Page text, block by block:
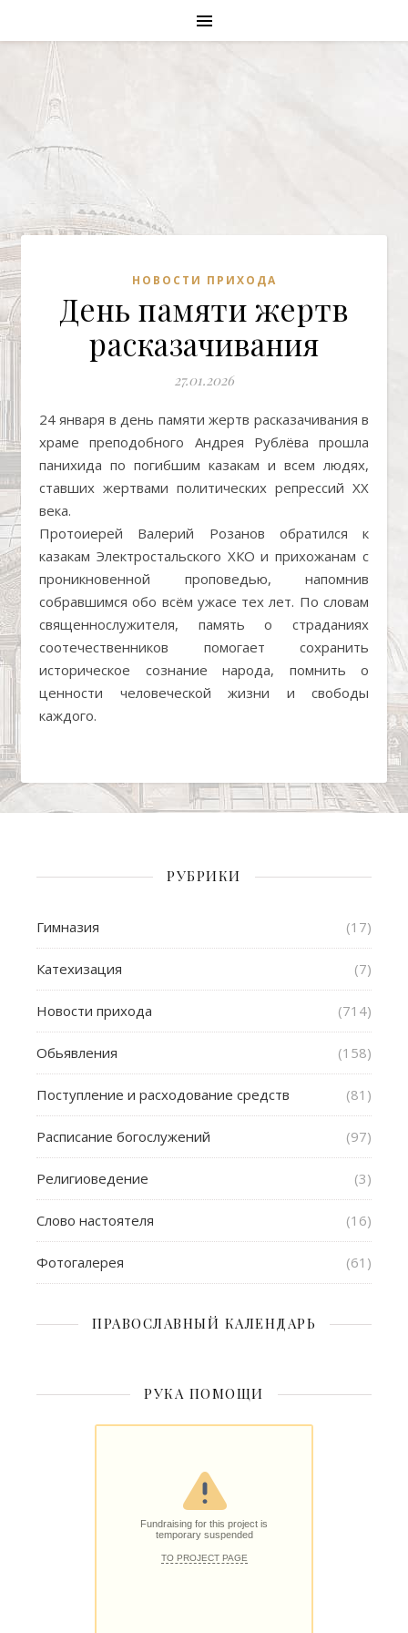
НОВОСТИ ПРИХОДА
День памяти жертв
расказачивания
27.01.2026
24 января в день памяти жертв расказачивания в
храме преподобного Андрея Рублёва прошла
панихида по погибшим казакам и всем людях,
ставших жертвами политических репрессий XX
века.
Протоиерей Валерий Розанов обратился к
казакам Электростальского ХКО и прихожанам с
проникновенной проповедью, напомнив
собравшимся обо всём ужасе тех лет. По словам
священнослужителя, память о страданиях
соотечественников помогает сохранить
историческое сознание народа, помнить о
ценности человеческой жизни и свободы
каждого.
РУБРИКИ
Гимназия (17)
Катехизация (7)
Новости прихода (714)
Обьявления (158)
Поступление и расходование средств (81)
Расписание богослужений (97)
Религиоведение (3)
Слово настоятеля (16)
Фотогалерея (61)
ПРАВОСЛАВНЫЙ КАЛЕНДАРЬ
РУКА ПОМОЩИ